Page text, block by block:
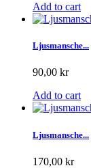
Add to cart
Ljusmansche...
90,00 kr
Add to cart
Ljusmansche...
170,00 kr